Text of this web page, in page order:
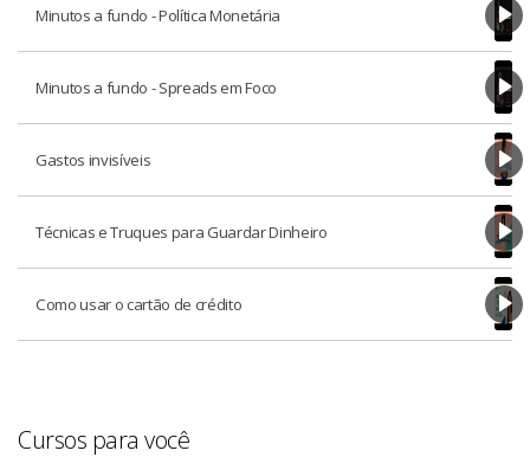
Minutos a fundo - Política Monetária
Minutos a fundo - Spreads em Foco
Gastos invisíveis
Técnicas e Truques para Guardar Dinheiro
Como usar o cartão de crédito
Cursos para você